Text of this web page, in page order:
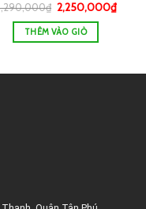
₫ 2,250,000₫
THÊM VÀO GIỎ